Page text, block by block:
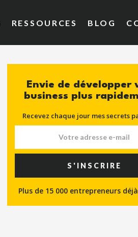
RESSOURCES BLOG
Envie de développer
business plus
Recevez chaque jour mes secrets
S'INSCRIRE
Plus de 15 000 entrepreneurs